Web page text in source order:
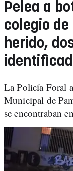
Pelea a
colegio de
herido,
La Policía Foral
Municipal de
se encontraban